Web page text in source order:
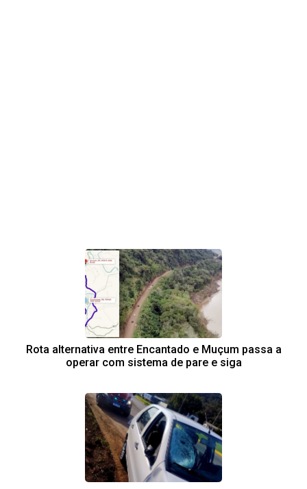
Rota alternativa entre Encantado e Muçum passa a
operar com sistema de pare e siga